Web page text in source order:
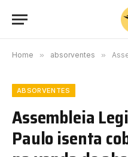
Home » absorventes » Assembleia
ABSORVENTES
Assembleia
Paulo isenta